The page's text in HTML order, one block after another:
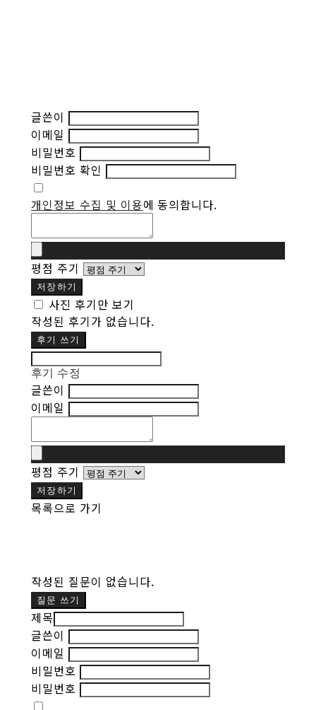
글쓴이
이메일
비밀번호
비밀번호 확인
개인정보 수집 및 이용에 동의합니다.
평점 주기
저장하기
사진 후기만 보기
작성된 후기가 없습니다.
후기 쓰기
후기 수정
글쓴이
이메일
평점 주기
저장하기
목록으로 가기
작성된 질문이 없습니다.
질문 쓰기
제목
글쓴이
이메일
비밀번호
비밀번호